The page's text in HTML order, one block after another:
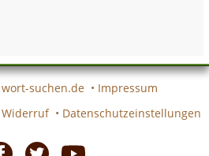
wort-suchen.de • Impressum
Widerruf • Datenschutzeinstellungen